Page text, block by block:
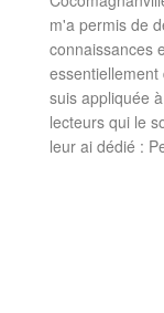
m'a permis de
connaissances
essentiellement
suis appliquée
lecteurs qui le
leur ai dédié :